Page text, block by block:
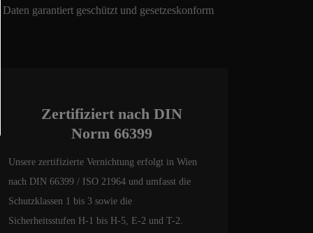
garantiert geschützt und gesetzeskonform
Zertifiziert nach DIN
Norm 66399
Unsere zertifizierte Vernichtung erfolgt in Wien
nach DIN 66399 / ISO 21964 und umfasst die
Schutzklassen 1 bis 3 sowie die
Sicherheitsstufen H-1 bis H-5, E-2 und T-2.